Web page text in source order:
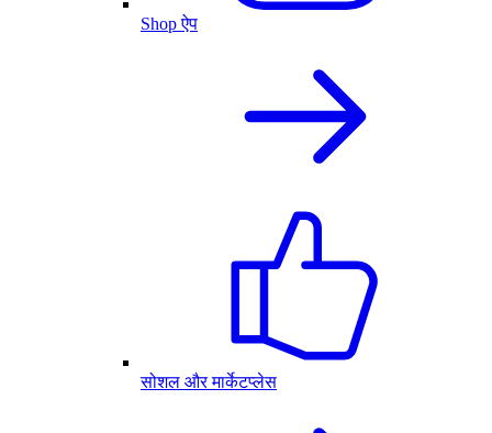
Shop ऐप
सोशल और मार्केटप्लेस